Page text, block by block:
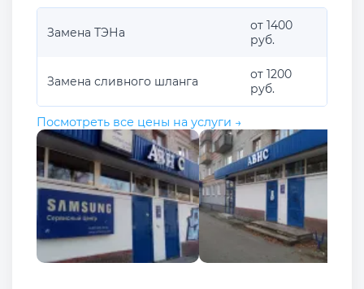
Замена ТЭНа
от 1400
руб.
Замена сливного шланга
от 1200
руб.
Посмотреть все цены на услуги →